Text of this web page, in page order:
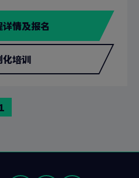
情及报名
化培训
前
1